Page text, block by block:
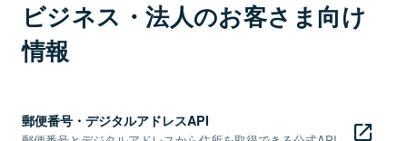
ビジネス・法人のお客さま向け
情報
郵便番号・デジタルアドレスAPI